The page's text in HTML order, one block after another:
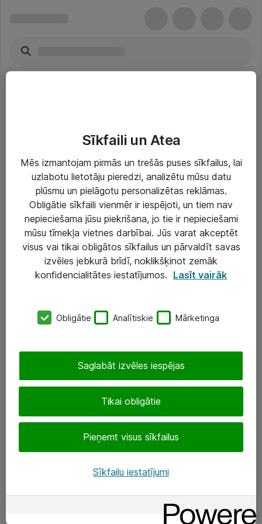
Risinājumi & Pakalpojumi
IT serviss un atbalsts
IT infrastruktūra
Darba vietu IT risinājumi
SIA „ATEA”
+(371) 67 81 90 50
eShop@atea.lv
Sekojiet mums
Sīkfaili un Atea
Mēs izmantojam pirmās un trešās puses sīkfailus, lai
uzlabotu lietotāju pieredzi, analizētu mūsu datu
plūsmu un pielāgotu personalizētas reklāmas.
Obligātie sīkfaili vienmēr ir iespējoti, un tiem nav
nepieciešama jūsu piekrišana, jo tie ir nepieciešami
mūsu tīmekļa vietnes darbībai. Jūs varat akceptēt
visus vai tikai obligātos sīkfailus un pārvaldīt savas
izvēles jebkurā brīdī, noklikšķinot zemāk
konfidencialitātes iestatījumos. Lasīt vairāk
Obligātie Analītiskie Mārketinga
Tikai obligātie
Pieņemt visus sīkfailus
Saglabāt izvēles iespējas
Sīkfailu iestatījumi